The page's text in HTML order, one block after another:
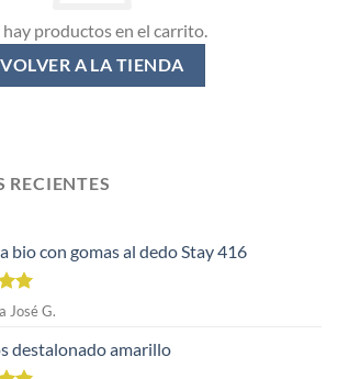
hay productos en el carrito.
VOLVER A LA TIENDA
RECIENTES
bio con gomas al dedo Stay 416
José G.
destalonado amarillo